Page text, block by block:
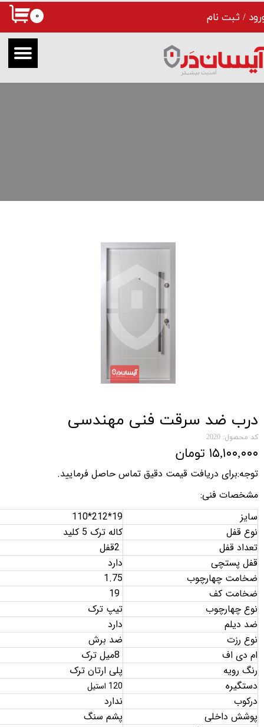
/ ثبت نام
حساب کاربری من
تغییر گذر واژه
سفارشات
۰
درب ضد سرقت فنی مهندسی
کد محصول: 2020
۱۵,۱۰۰,۰۰۰ تومان
توجه:برای دریافت قیمت دقیق تماس حاصل فرمایید.
مشخصات فنی:
سایز
110*212*19
نوع قفل
کاله ترک 5 کلید
تعداد قفل
2قفل
قفل پستچی
دارد
ضخامت چهارچوب
1.75
ضخامت کف
19
نوع چهارچوب
تیپ ترک
ضد دیلم
دارد
نوع رزت
ضد برش
ام دی اف
8میل ترک
رنگ رویه
پلی ارتان ترک
دستگیره
120 استیل
درکوب
ندارد
پوشش داخلی
پشم سنگ